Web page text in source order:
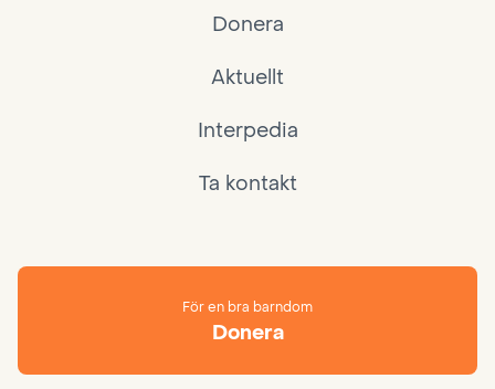
Donera
Aktuellt
Interpedia
Ta kontakt
För en bra barndom
Donera